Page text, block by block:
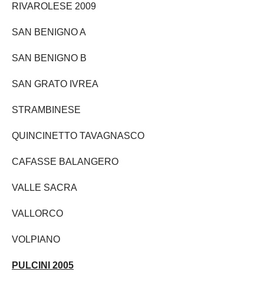
RIVAROLESE 2009
SAN BENIGNO A
SAN BENIGNO B
SAN GRATO IVREA
STRAMBINESE
QUINCINETTO TAVAGNASCO
CAFASSE BALANGERO
VALLE SACRA
VALLORCO
VOLPIANO
PULCINI 2005